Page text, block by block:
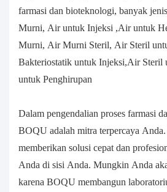
farmasi dan bioteknologi, banyak
Murni, Air untuk Injeksi ,Air untuk
Murni, Air Murni Steril, Air Steril
Bakteriostatik untuk Injeksi,Air
untuk Penghirupan
Dalam pengendalian proses farmasi
BOQU adalah mitra terpercaya
memberikan solusi cepat dan
Anda di sisi Anda. Mungkin Anda
karena BOQU membangun